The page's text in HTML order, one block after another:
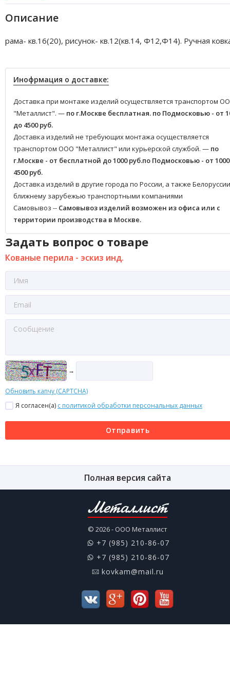
Описание
рама- кв.16(20), рисунок- кв.12(кв.14, Ф12,Ф14). Ручная
Инофрмация о доставке:
Доставка при монтаже изделий осуществляется транспортом
"Металлист". — по г.Москве бесплатная. по Подмосковью - от
до 4500 руб.
Доставка изделий не требующих монтажа осуществляется
транспортом ООО "Металлист" или курьерской службой. — по
г.Москве - от бесплатной до 1000 руб.по Подмосковью - от
4500 руб.
Доставка изделий в другие города по России, а также
ближнему зарубежью транспортными компаниями
Самовывоз -- Самовывоз изделий возможен из офиса или с
территории производства в Москве.
Задать вопрос о товаре
Кованые перила - эскиз инд.
→
Обновить капчу (CAPTCHA)
Я согласен(a) с политикой обработки персональных данных
Отправить
Полная версия сайта
Металлист
© 2026 - ООО Металлист
+7 (985) 210-86-07
+7 (985) 210-86-07
kovkam@mail.ru